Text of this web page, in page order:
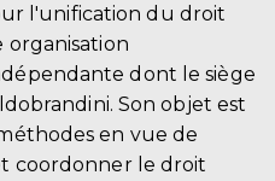
l'unification du droit
organisation
dont le siège
Son objet est
en vue de
coordonner le droit